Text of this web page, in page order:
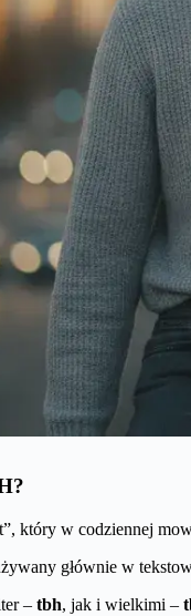
który w codziennej
głównie w
– tbh, jak i wielkimi –